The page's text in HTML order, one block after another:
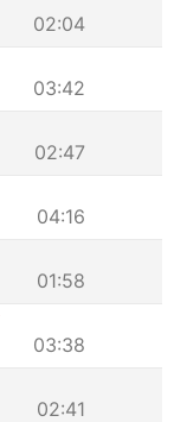
02:04
03:42
02:47
04:16
01:58
03:38
02:41